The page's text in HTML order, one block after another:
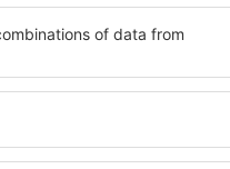
Welche
in Neunkirchen-